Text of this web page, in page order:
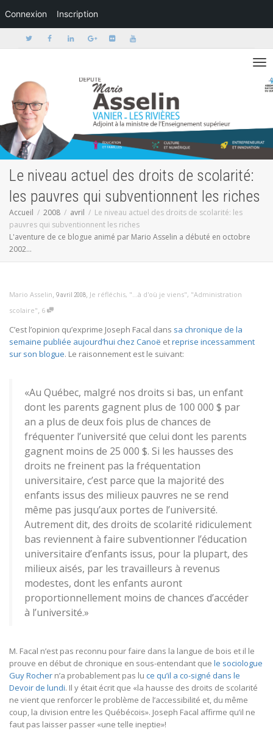
Connexion Inscription
Activer/
Le niveau actuel des droits de scolarité:
les pauvres qui subventionnent les riches
Accueil 2008 avril
Le niveau actuel des droits de scolarité: les
pauvres qui subventionnent les riches
L'aventure de ce blogue animé par Mario Asselin a débuté en octobre
2002...
Mario Asselin, 9 avril 2008, Je réfléchis, "...à d'où je viens", "Administration
scolaire", 6
C’est l’opinion qu’exprime Joseph Facal dans sa chronique de la
semaine publiée aujourd’hui chez Canoë etreprise incessamment
sur son blogue. Le raisonnement est le suivant:
«Au Québec, malgré nos droits si bas, un enfant
dont les parents gagnent plus de 100 000 $ par
an a plus de deux fois plus de chances de
fréquenter l’université que celui dont les parents
gagnent moins de 25 000 $. Si les hausses des
droits ne freinent pas la fréquentation
universitaire, c’est parce que la majorité des
enfants issus des milieux pauvres ne se rend
même pas jusqu’aux portes de l’université.
Autrement dit, des droits de scolarité ridiculement
bas reviennent à faire subventionner l’éducation
universitaire d’enfants issus, pour la plupart, des
milieux aisés, par les travailleurs à revenus
modestes, dont les enfants auront
proportionnellement moins de chances d’accéder
à l’université.»
M. Facal n’est pas reconnu pour faire dans la langue de bois et il le
prouve en début de chronique en sous-entendant que le sociologue
Guy Rocher n’a probablement pas lu ce qu’il a co-signé dans le
Devoir de lundi. Il y était écrit que «la hausse des droits de scolarité
ne vient que renforcer le problème de l’accessibilité et, du même
coup, la division entre les Québécois». Joseph Facal affirme qu’il ne
faut pas laisser passer «une telle ineptie»!